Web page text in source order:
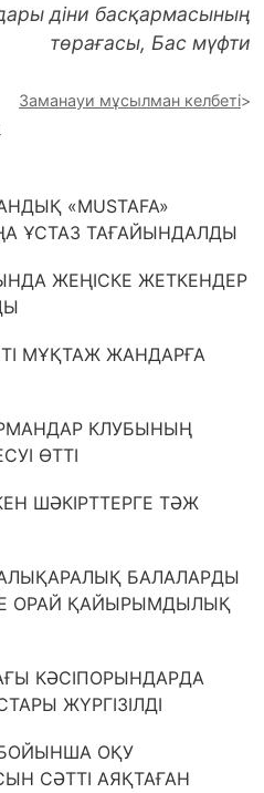
діни басқармасының
төрағасы, Бас мүфти
Заманауи мұсылман келбеті
«MUSTAFA»
ҰСТАЗ ТАҒАЙЫНДАЛДЫ
ЖЕҢІСКЕ ЖЕТКЕНДЕР
МҰҚТАЖ ЖАНДАРҒА
КЛУБЫНЫҢ
ӨТТІ
ШӘКІРТТЕРГЕ ТӘЖ
БАЛАЛАРДЫ
ОРАЙ ҚАЙЫРЫМДЫЛЫҚ
КӘСІПОРЫНДАРДА
ЖҮРГІЗІЛДІ
ОҚУ
СӘТТІ АЯҚТАҒАН